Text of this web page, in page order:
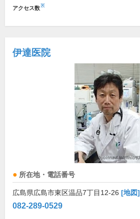
アクセス数※
伊達医院
所在地・電話番号
広島県広島市東区温品7丁目12-26 [地図]
082-289-0529